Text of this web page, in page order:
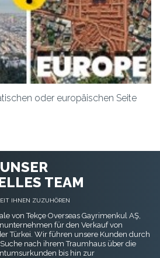
oder europäischen Seite
TEAM
IHNEN ZUZUHÖREN
von Tekçe Overseas Gayrimenkul AŞ,
für den Verkauf von
Türkei. Wir führen unsere Kunden durch
nach ihrem Traumhaus über die
bis hin zur